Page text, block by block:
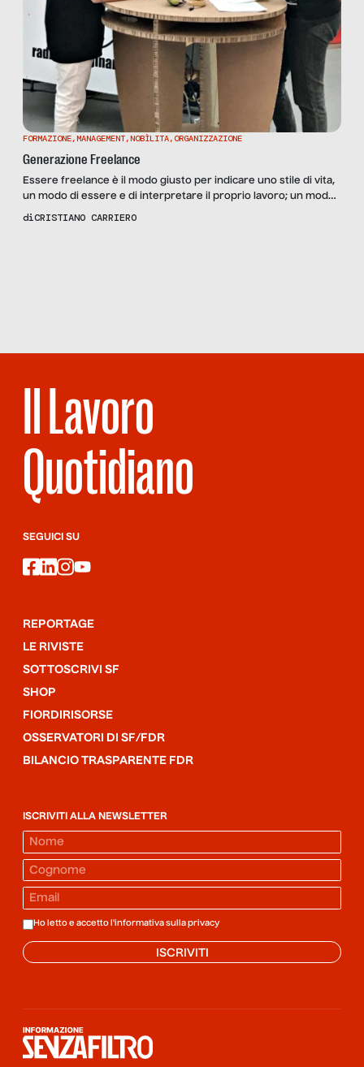
FORMAZIONE,MANAGEMENT,NOBÌLITA,ORGANIZZAZIONE
Generazione Freelance
Essere freelance è il modo giusto per indicare uno stile di vita,
un modo di essere e di interpretare il proprio lavoro; un modo
di scandire il proprio tempo, maturato in seguito a esperienze
diCRISTIANO CARRIERO
Il Lavoro
Quotidiano
SEGUICI SU
facebook
linkedin
instagram
youtube
REPORTAGE
LE RIVISTE
SOTTOSCRIVI SF
SHOP
FIORDIRISORSE
OSSERVATORI DI SF/FDR
BILANCIO TRASPARENTE FDR
ISCRIVITI ALLA NEWSLETTER
Ho letto e accetto l'informativa sulla privacy
ISCRIVITI